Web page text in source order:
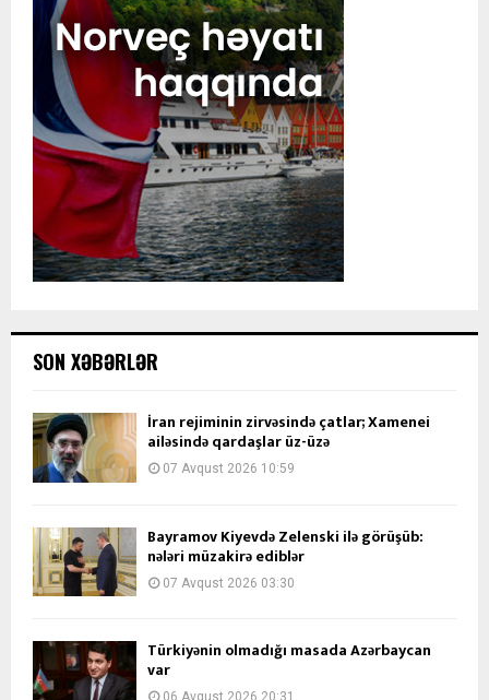
SON XƏBƏRLƏR
İran rejiminin zirvəsində çatlar; Xamenei
ailəsində qardaşlar üz-üzə
07 Avqust 2026 10:59
Bayramov Kiyevdə Zelenski ilə görüşüb:
nələri müzakirə ediblər
07 Avqust 2026 03:30
Türkiyənin olmadığı masada Azərbaycan
var
06 Avqust 2026 20:31